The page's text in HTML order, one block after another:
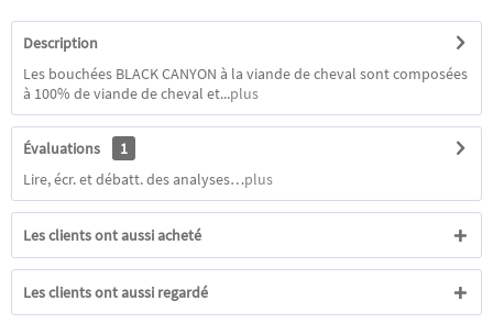
Description
Les bouchées BLACK CANYON à la viande de cheval sont composées
à 100% de viande de cheval et...plus
Évaluations
1
Lire, écr. et débatt. des analyses…plus
Les clients ont aussi acheté
Les clients ont aussi regardé